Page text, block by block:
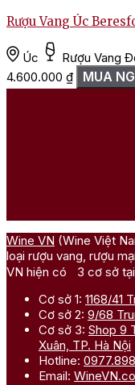
Rượu Vang Úc
Úc Rượu Vang
4.600.000 ₫ MUA
Wine VN (Wine Việt
loại rượu vang, rượu
VN hiện có 3 cơ sở tại
Cơ sở 1: 1168/41
Cơ sở 2: 9/68
Cơ sở 3: Shop 9
Xuân, TP. Hà Nội
Hotline:
Email: